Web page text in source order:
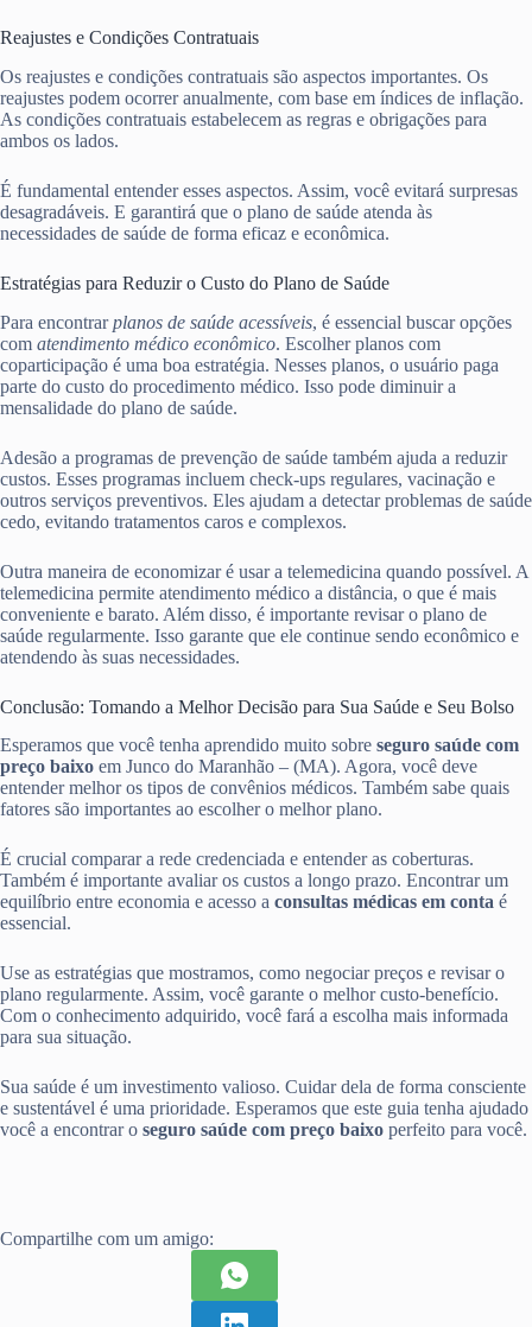
Reajustes e Condições Contratuais
Os reajustes e condições contratuais são aspectos importantes. Os
reajustes podem ocorrer anualmente, com base em índices de inflação.
As condições contratuais estabelecem as regras e obrigações para
ambos os lados.
É fundamental entender esses aspectos. Assim, você evitará surpresas
desagradáveis. E garantirá que o plano de saúde atenda às
necessidades de saúde de forma eficaz e econômica.
Estratégias para Reduzir o Custo do Plano de Saúde
Para encontrarplanos de saúde acessíveis, é essencial buscar opções
com atendimento médico econômico. Escolher planos com
coparticipação é uma boa estratégia. Nesses planos, o usuário paga
parte do custo do procedimento médico. Isso pode diminuir a
mensalidade do plano de saúde.
Adesão a programas de prevenção de saúde também ajuda a reduzir
custos. Esses programas incluem check-ups regulares, vacinação e
outros serviços preventivos. Eles ajudam a detectar problemas de saúde
cedo, evitando tratamentos caros e complexos.
Outra maneira de economizar é usar a telemedicina quando possível. A
telemedicina permite atendimento médico a distância, o que é mais
conveniente e barato. Além disso, é importante revisar o plano de
saúde regularmente. Isso garante que ele continue sendo econômico e
atendendo às suas necessidades.
Conclusão: Tomando a Melhor Decisão para Sua Saúde e Seu Bolso
Esperamos que você tenha aprendido muito sobre seguro saúde com
preço baixo em Junco do Maranhão – (MA). Agora, você deve
entender melhor os tipos de convênios médicos. Também sabe quais
fatores são importantes ao escolher o melhor plano.
É crucial comparar a rede credenciada e entender as coberturas.
Também é importante avaliar os custos a longo prazo. Encontrar um
equilíbrio entre economia e acesso a consultas médicas em conta é
essencial.
Use as estratégias que mostramos, como negociar preços e revisar o
plano regularmente. Assim, você garante o melhor custo-benefício.
Com o conhecimento adquirido, você fará a escolha mais informada
para sua situação.
Sua saúde é um investimento valioso. Cuidar dela de forma consciente
e sustentável é uma prioridade. Esperamos que este guia tenha ajudado
você a encontrar o seguro saúde com preço baixo perfeito para você.
Compartilhe com um amigo: